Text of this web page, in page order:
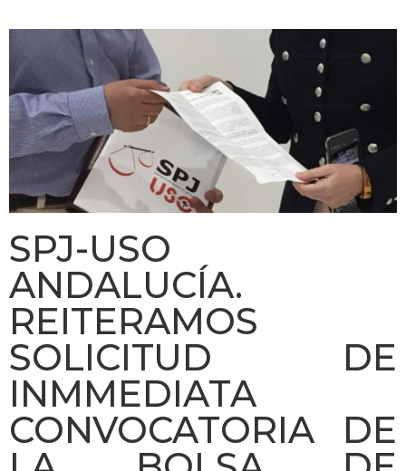
SPJ-USO
ANDALUCÍA.
REITERAMOS
SOLICITUD DE
INMMEDIATA
CONVOCATORIA DE